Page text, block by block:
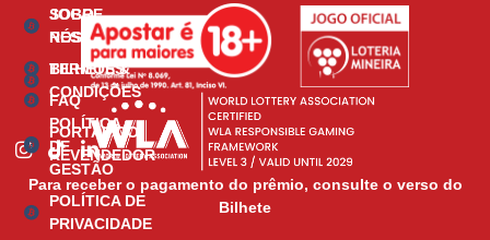
SOBRE
NÓS
BILHETES
FAQ
PORTAL DO
REVENDEDOR
JOGO
RESPONSÁVEL
TERMOS &
CONDIÇÕES
POLÍTICA
DE
GESTÃO
POLÍTICA DE
PRIVACIDADE
Para receber o pagamento do prêmio, consulte o verso do
Bilhete